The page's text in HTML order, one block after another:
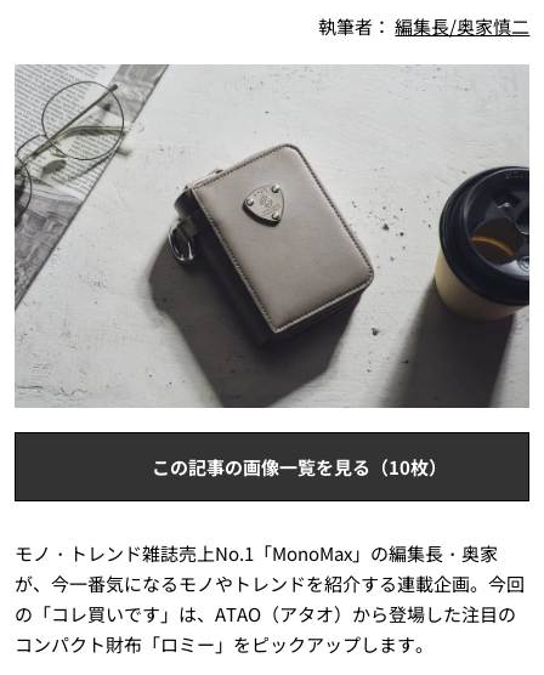
執筆者：編集長/奥家慎二
この記事の画像一覧を見る（10枚）
モノ・トレンド雑誌売上No.1「MonoMax」の編集長・奥家
が、今一番気になるモノやトレンドを紹介する連載企画。今回
の「コレ買いです」は、ATAO（アタオ）から登場した注目の
コンパクト財布「ロミー」をピックアップします。